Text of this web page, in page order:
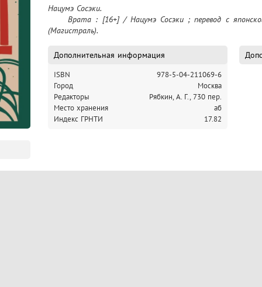
Нацумэ Сосэки.
	Врата : [16+] / Нацумэ Сосэки ; перевод с японского А. Рябкина. – Москва : Эксмо, 2025 -
(Магистраль).
Дополнительная информация
ISBN
978-5-04-211069-6
Город
Москва
Редакторы
Рябкин, А. Г., 730 пер.
Место хранения
аб
Индекс ГРНТИ
17.82